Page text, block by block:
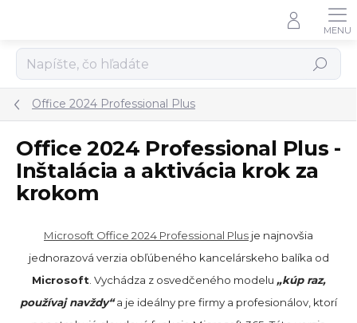
Hľadať
Office 2024 Professional Plus
Office 2024 Professional Plus -
Inštalácia a aktivácia krok za
krokom
Microsoft Office 2024 Professional Plus je najnovšia
jednorazová verzia obľúbeného kancelárskeho balíka od
Microsoft . Vychádza z osvedčeného modelu „kúp raz,
používaj navždy“a je ideálny pre firmy a profesionálov, ktorí